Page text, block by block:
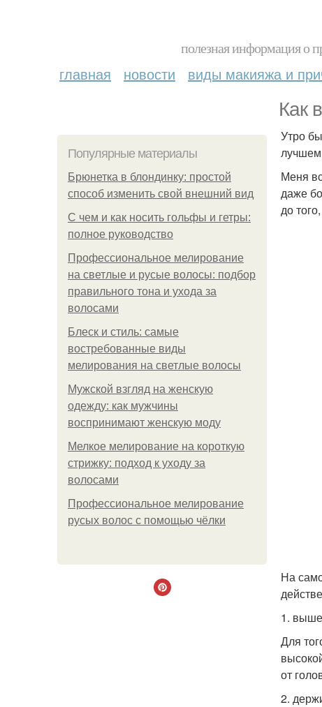
полезная информация о
главная новости виды макияжа и
Как
Популярные материалы
Брюнетка в блондинку: простой
способ изменить свой внешний вид
С чем и как носить гольфы и гетры:
полное руководство
Профессиональное мелирование
на светлые и русые волосы: подбор
правильного тона и ухода за
волосами
Блеск и стиль: самые
востребованные виды
мелирования на светлые волосы
Мужской взгляд на женскую
одежду: как мужчины
воспринимают женскую моду
Мелкое мелирование на короткую
стрижку: подход к уходу за
волосами
Профессиональное мелирование
русых волос с помощью чёлки
Утро
лучшем
Меня
даже
до
На
1.
Для
от
2.